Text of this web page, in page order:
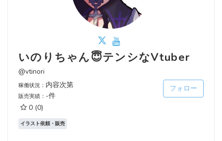
いのりちゃん😇テンシなVtuber
@vtinori
稼働状況： 内容次第
販売実績： -件
0 (0)
フォロー
イラスト依頼・販売